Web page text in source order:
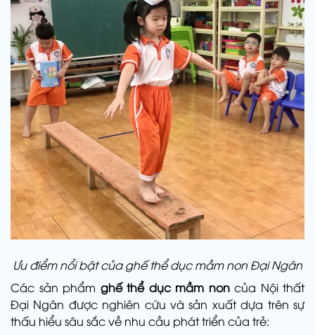
Ưu điểm nổi bật của ghế thể dục mầm non Đại Ngân
Các sản phẩm ghế thể dục mầm noncủa Nội thất
Đại Ngân được nghiên cứu và sản xuất dựa trên sự
thấu hiểu sâu sắc về nhu cầu phát triển của trẻ: